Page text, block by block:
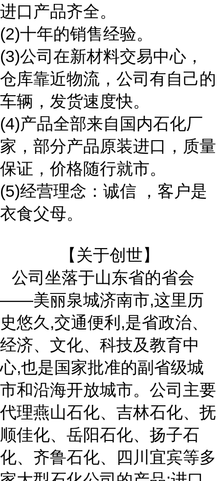
进口产品齐全。
(2)十年的销售经验。
(3)公司在新材料交易中心，
仓库靠近物流，公司有自己的
车辆，发货速度快。
(4)产品全部来自国内石化厂
家，部分产品原装进口，质量
保证，价格随行就市。
(5)经营理念：诚信 ，客户是
衣食父母。
【关于创世】
公司坐落于山东省的省会
——美丽泉城济南市,这里历
史悠久,交通便利,是省政治、
经济、文化、科技及教育中
心,也是国家批准的副省级城
市和沿海开放城市。公司主要
代理燕山石化、吉林石化、抚
顺佳化、岳阳石化、扬子石
化、齐鲁石化、四川宜宾等多